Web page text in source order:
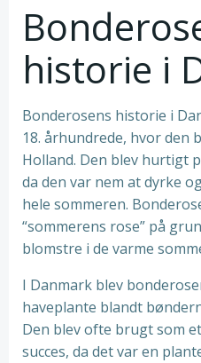
historie i
Bonderosens historie i
18. århundrede, hvor den
Holland. Den blev hurtigt
da den var nem at dyrke
hele sommeren.
“sommerens rose” på
blomstre i de varme
I Danmark blev
haveplante blandt
Den blev ofte brugt som
succes, da det var en